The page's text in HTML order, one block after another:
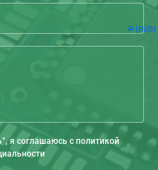
Р (RUB)
я соглашаюсь с политикой